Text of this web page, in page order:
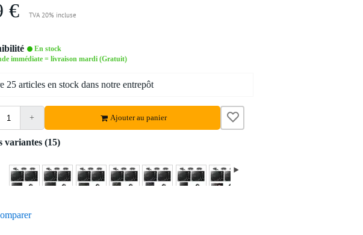
€ TVA 20% incluse
En stock
immédiate = livraison mardi (Gratuit)
25 articles en stock dans notre entrepôt
+ Ajouter au panier
variantes (15)